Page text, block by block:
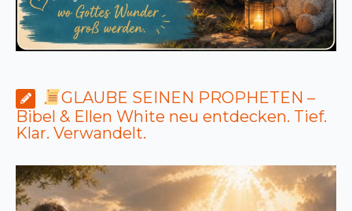
GLAUBE SEINEN PROPHETEN –
Bibel & Ellen White neu entdecken. Tief.
Klar. Verwandelt.